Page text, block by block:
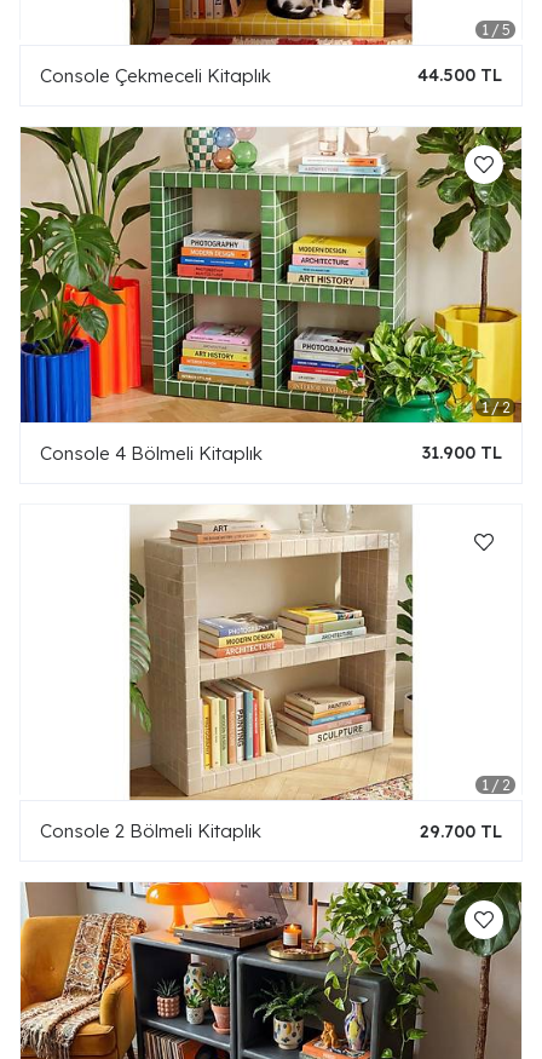
Console Çekmeceli Kitaplık 44.500 TL
Console 4 Bölmeli Kitaplık 31.900 TL
Console 2 Bölmeli Kitaplık 29.700 TL